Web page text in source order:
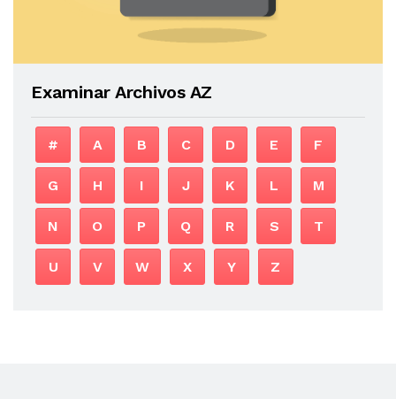
Examinar Archivos AZ
# A B C D E F
G H I J K L M
N O P Q R S T
U V W X Y Z